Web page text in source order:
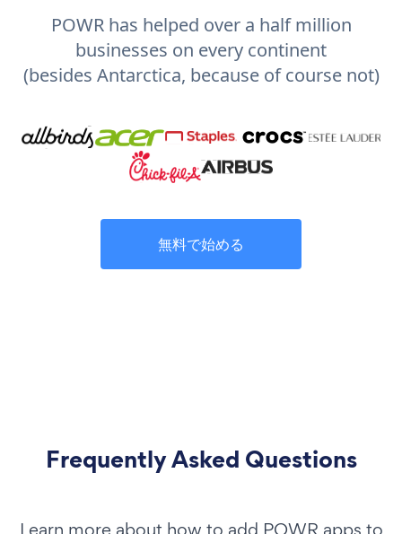
POWR has helped over a half million
businesses on every continent
(besides Antarctica, because of course not)
無料で始める
Frequently Asked Questions
Learn more about how to add POWR apps to